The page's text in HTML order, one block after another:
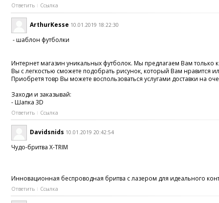
Ответить Ссылка
ArthurKesse 10.01.2019 18:22:30
- шаблон футболки
Интернет магазин уникальных футболок. Мы предлагаем Вам
Вы с легкостью сможете подобрать рисунок, который Вам нравится
Приобретя товр Вы можете воспользоваться услугами доставки на
Заходи и заказывай:
- Шапка 3D
Ответить Ссылка
Davidsnids 10.01.2019 20:42:54
Чудо-бритва X-TRIM
Инновационная беспроводная бритва с лазером для идеального
Ответить Ссылка